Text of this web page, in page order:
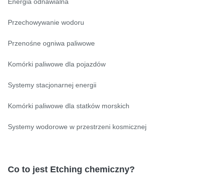
Przechowywanie wodoru
Przenośne ogniwa paliwowe
Komórki paliwowe dla pojazdów
Systemy stacjonarnej energii
Komórki paliwowe dla statków morskich
Systemy wodorowe w przestrzeni kosmicznej
Co to jest Etching chemiczny?